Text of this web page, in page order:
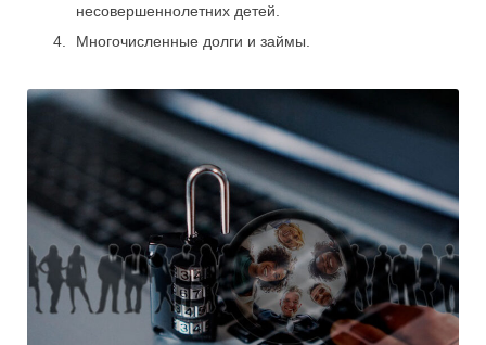
несовершеннолетних детей.
Многочисленные долги и займы.